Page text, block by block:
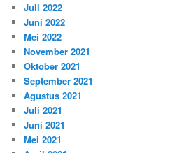
Juli 2022
Juni 2022
Mei 2022
November 2021
Oktober 2021
September 2021
Agustus 2021
Juli 2021
Juni 2021
Mei 2021